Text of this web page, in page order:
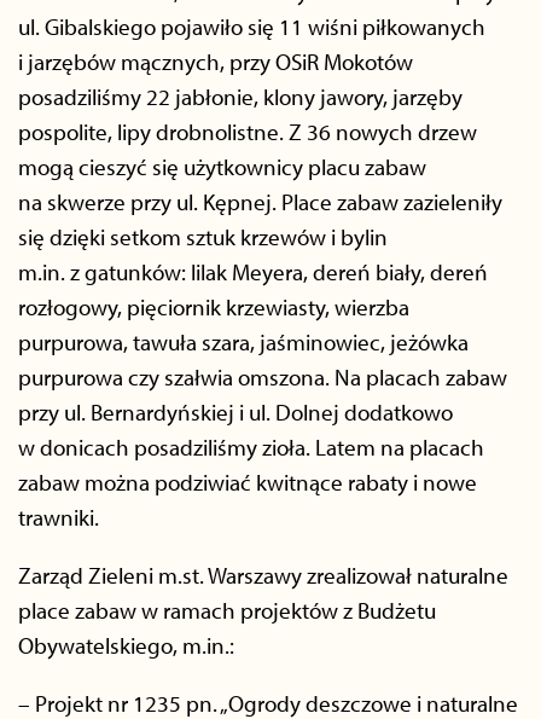
ul. Gibalskiego pojawiło się 11 wiśni piłkowanych
i jarzębów mącznych, przy OSiR Mokotów
posadziliśmy 22 jabłonie, klony jawory, jarzęby
pospolite, lipy drobnolistne. Z 36 nowych drzew
mogą cieszyć się użytkownicy placu zabaw
na skwerze przy ul. Kępnej. Place zabaw zazieleniły
się dzięki setkom sztuk krzewów i bylin
m.in. z gatunków: lilak Meyera, dereń biały, dereń
rozłogowy, pięciornik krzewiasty, wierzba
purpurowa, tawuła szara, jaśminowiec, jeżówka
purpurowa czy szałwia omszona. Na placach zabaw
przy ul. Bernardyńskiej i ul. Dolnej dodatkowo
w donicach posadziliśmy zioła. Latem na placach
zabaw można podziwiać kwitnące rabaty i nowe
trawniki.
Zarząd Zieleni m.st. Warszawy zrealizował naturalne
place zabaw w ramach projektów z Budżetu
Obywatelskiego, m.in.:
– Projekt nr 1235 pn. „Ogrody deszczowe i naturalne